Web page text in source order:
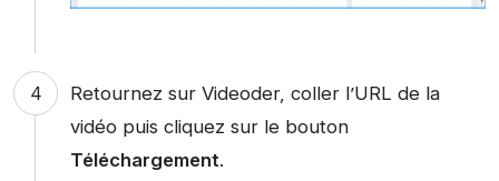
Retournez sur Videoder, coller l’URL de la
vidéo puis cliquez sur le bouton
Téléchargement.